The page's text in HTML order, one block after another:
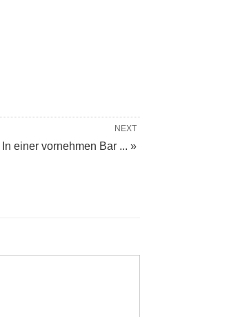
NEXT
In einer vornehmen Bar ... »